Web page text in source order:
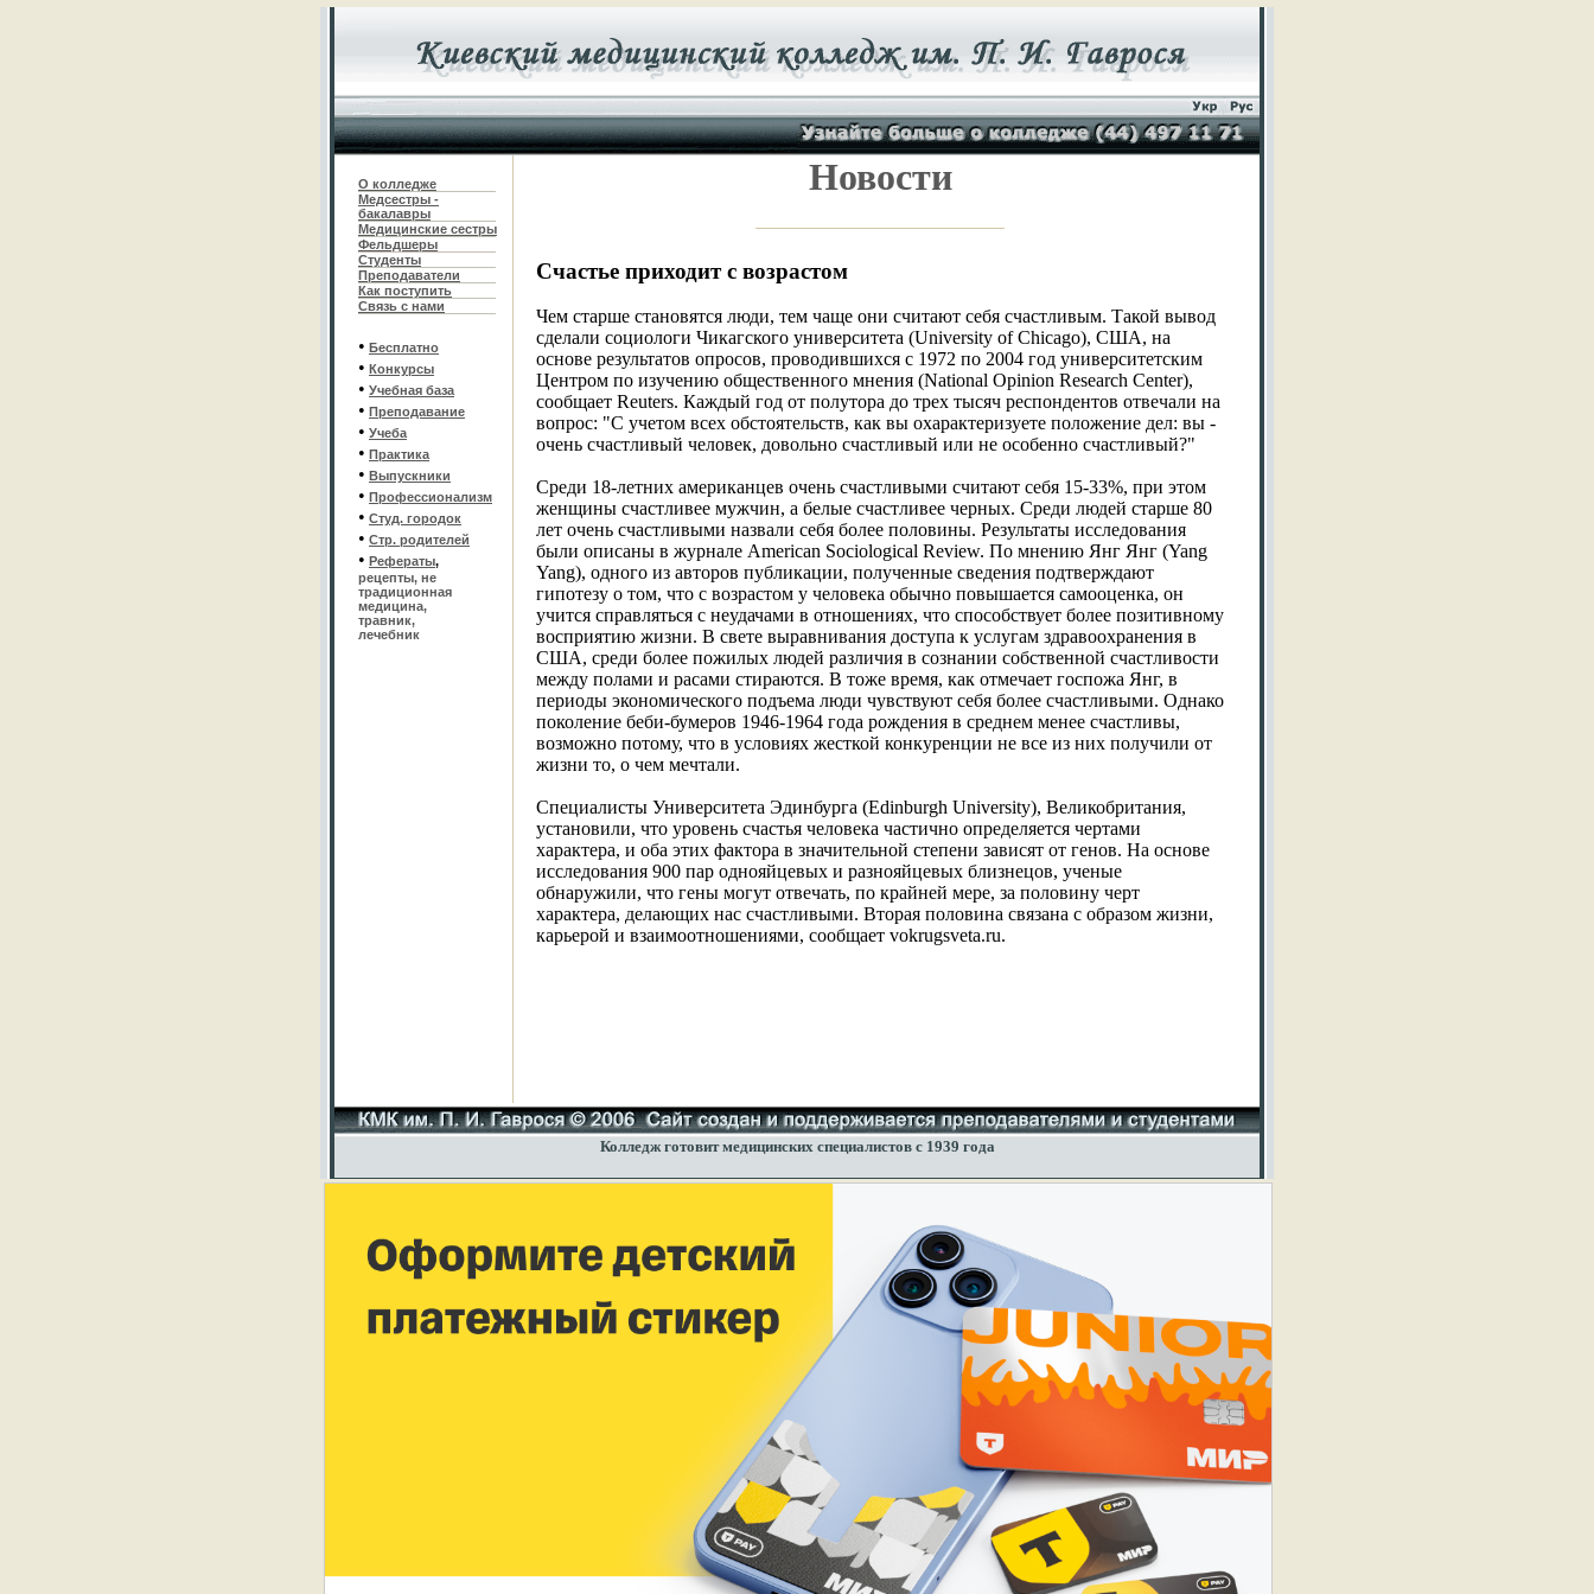
О колледже
Медсестры -
бакалавры
Медицинские сестры
Фельдшеры
Студенты
Преподаватели
Как поступить
Связь с нами
• Бесплатно
• Конкурсы
• Учебная база
• Преподавание
• Учеба
• Практика
• Выпускники
• Профессионализм
• Студ. городок
• Стр. родителей
• Рефераты,
рецепты, не
традиционная
медицина,
травник,
лечебник
Новости
Счастье приходит с возрастом
Чем старше становятся люди, тем чаще они считают себя счастливым. Такой вывод
сделали социологи Чикагского университета (University of Chicago), США, на
основе результатов опросов, проводившихся с 1972 по 2004 год университетским
Центром по изучению общественного мнения (National Opinion Research Center),
сообщает Reuters. Каждый год от полутора до трех тысяч респондентов отвечали на
вопрос: "С учетом всех обстоятельств, как вы охарактеризуете положение дел: вы -
очень счастливый человек, довольно счастливый или не особенно счастливый?"
Среди 18-летних американцев очень счастливыми считают себя 15-33%, при этом
женщины счастливее мужчин, а белые счастливее черных. Среди людей старше 80
лет очень счастливыми назвали себя более половины. Результаты исследования
были описаны в журнале American Sociological Review. По мнению Янг Янг (Yang
Yang), одного из авторов публикации, полученные сведения подтверждают
гипотезу о том, что с возрастом у человека обычно повышается самооценка, он
учится справляться с неудачами в отношениях, что способствует более позитивному
восприятию жизни. В свете выравнивания доступа к услугам здравоохранения в
США, среди более пожилых людей различия в сознании собственной счастливости
между полами и расами стираются. В тоже время, как отмечает госпожа Янг, в
периоды экономического подъема люди чувствуют себя более счастливыми. Однако
поколение беби-бумеров 1946-1964 года рождения в среднем менее счастливы,
возможно потому, что в условиях жесткой конкуренции не все из них получили от
жизни то, о чем мечтали.
Специалисты Университета Эдинбурга (Edinburgh University), Великобритания,
установили, что уровень счастья человека частично определяется чертами
характера, и оба этих фактора в значительной степени зависят от генов. На основе
исследования 900 пар однояйцевых и разнояйцевых близнецов, ученые
обнаружили, что гены могут отвечать, по крайней мере, за половину черт
характера, делающих нас счастливыми. Вторая половина связана с образом жизни,
карьерой и взаимоотношениями, сообщает vokrugsveta.ru.
Колледж готовит медицинских специалистов с 1939 года